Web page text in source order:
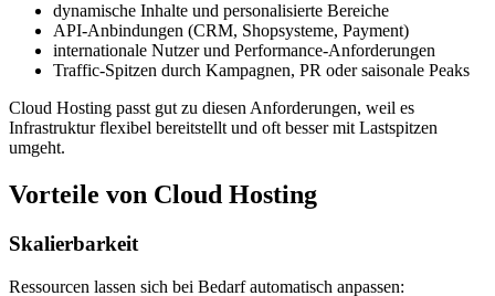
dynamische Inhalte und personalisierte Bereiche
API-Anbindungen (CRM, Shopsysteme, Payment)
internationale Nutzer und Performance-Anforderungen
Traffic-Spitzen durch Kampagnen, PR oder saisonale Peaks
Cloud Hosting passt gut zu diesen Anforderungen, weil es
Infrastruktur flexibel bereitstellt und oft besser mit Lastspitzen
umgeht.
Vorteile von Cloud Hosting
Skalierbarkeit
Ressourcen lassen sich bei Bedarf automatisch anpassen: